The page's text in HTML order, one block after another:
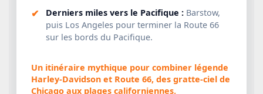
Derniers miles vers le Pacifique : Barstow,
puis Los Angeles pour terminer la Route 66
sur les bords du Pacifique.
Un itinéraire mythique pour combiner légende
Harley-Davidson et Route 66, des gratte-ciel de
Chicago aux plages californiennes.